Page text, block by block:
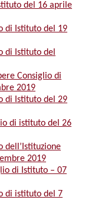
del 16 aprile
di Istituto del 19
di Istituto del
Consiglio di
2019
di Istituto del 29
di istituto del 26
dell’Istituzione
2019
di Istituto – 07
di istituto del 7